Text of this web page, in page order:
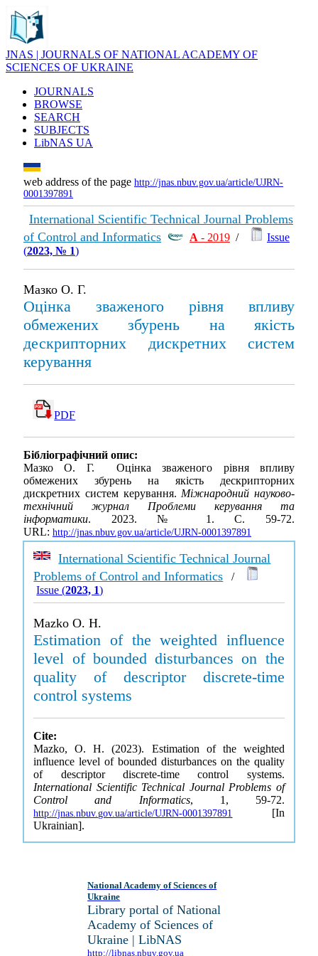
JNAS | JOURNALS OF NATIONAL ACADEMY OF
SCIENCES OF UKRAINE
JOURNALS
BROWSE
SEARCH
SUBJECTS
LibNAS UA
web address of the page http://jnas.nbuv.gov.ua/article/UJRN-
0001397891
International Scientific Technical Journal Problems
of Control and Informatics
А - 2019 /
Issue
(2023, № 1)
Мазко О. Г.
Оцінка зваженого рівня впливу
обмежених збурень на якість
дескрипторних дискретних систем
керування
PDF
Бібліографічний опис:
Мазко О. Г. Оцінка зваженого рівня впливу
обмежених збурень на якість дескрипторних
дискретних систем керування.Міжнародний науково-
технічний журнал Проблеми керування та
інформатики. 2023. № 1. С. 59-72.
URL: http://jnas.nbuv.gov.ua/article/UJRN-0001397891
International Scientific Technical Journal
Problems of Control and Informatics /
Issue (2023, 1)
Mazko O. H.
Estimation of the weighted influence
level of bounded disturbances on the
quality of descriptor discrete-time
control systems
Cite:
Mazko, O. H. (2023). Estimation of the weighted
influence level of bounded disturbances on the quality
of descriptor discrete-time control systems.
International Scientific Technical Journal Problems of
Control and Informatics, 1, 59-72.
http://jnas.nbuv.gov.ua/article/UJRN-0001397891
[In
Ukrainian].
National Academy of Sciences of
Ukraine
Library portal of National
Academy of Sciences of
Ukraine | LibNAS
http://libnas.nbuv.gov.ua